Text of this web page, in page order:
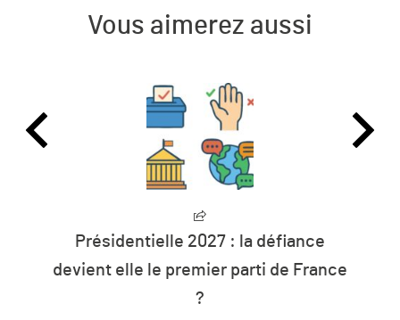
Vous aimerez aussi
Présidentielle 2027 : la défiance
devient elle le premier parti de France
?